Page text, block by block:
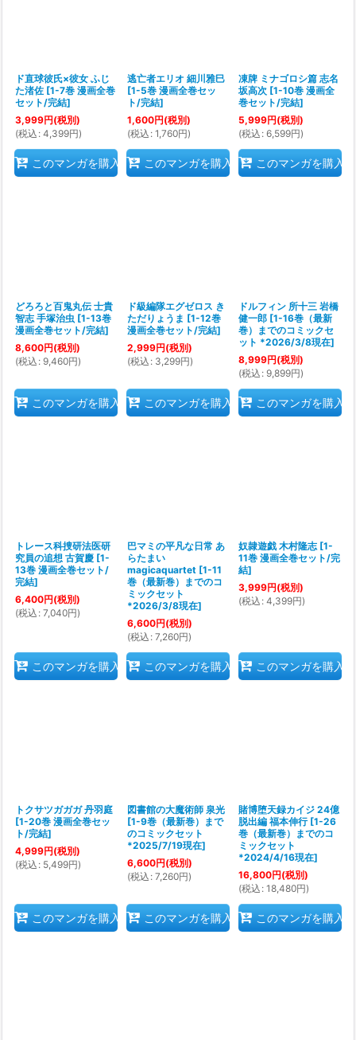
ド直球彼氏×彼女 ふじ
た渚佐 [1-7巻 漫画全巻
セット/完結]
3,999円(税別)
(税込 : 4,399円)
このマンガを購入
逃亡者エリオ 細川雅巳
[1-5巻 漫画全巻セッ
ト/完結]
1,600円(税別)
(税込 : 1,760円)
このマンガを購入
凍牌 ミナゴロシ篇 志名
坂高次 [1-10巻 漫画全
巻セット/完結]
5,999円(税別)
(税込 : 6,599円)
このマンガを購入
どろろと百鬼丸伝 士貴
智志 手塚治虫 [1-13巻
漫画全巻セット/完結]
8,600円(税別)
(税込 : 9,460円)
このマンガを購入
ド級編隊エグゼロス き
ただりょうま [1-12巻
漫画全巻セット/完結]
2,999円(税別)
(税込 : 3,299円)
このマンガを購入
ドルフィン 所十三 岩橋
健一郎 [1-16巻（最新
巻）までのコミックセ
ット *2026/3/8現在]
8,999円(税別)
(税込 : 9,899円)
このマンガを購入
トレース科捜研法医研
究員の追想 古賀慶 [1-
13巻 漫画全巻セット/
完結]
6,400円(税別)
(税込 : 7,040円)
このマンガを購入
巴マミの平凡な日常 あ
らたまい
magicaquartet [1-11
巻（最新巻）までのコ
ミックセット
*2026/3/8現在]
6,600円(税別)
(税込 : 7,260円)
このマンガを購入
奴隷遊戯 木村隆志 [1-
11巻 漫画全巻セット/完
結]
3,999円(税別)
(税込 : 4,399円)
このマンガを購入
トクサツガガガ 丹羽庭
[1-20巻 漫画全巻セッ
ト/完結]
4,999円(税別)
(税込 : 5,499円)
このマンガを購入
図書館の大魔術師 泉光
[1-9巻（最新巻）まで
のコミックセット
*2025/7/19現在]
6,600円(税別)
(税込 : 7,260円)
このマンガを購入
賭博堕天録カイジ 24億
脱出編 福本伸行 [1-26
巻（最新巻）までのコ
ミックセット
*2024/4/16現在]
16,800円(税別)
(税込 : 18,480円)
このマンガを購入